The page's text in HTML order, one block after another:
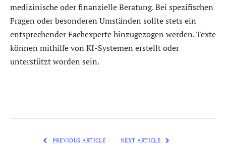
medizinische oder finanzielle Beratung. Bei spezifischen
Fragen oder besonderen Umständen sollte stets ein
entsprechender Fachexperte hinzugezogen werden. Texte
können mithilfe von KI-Systemen erstellt oder
unterstützt worden sein.
PREVIOUS ARTICLE NEXT ARTICLE